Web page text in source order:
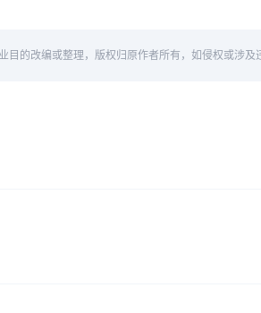
目的改编或整理，版权归原作者所有，如侵权或涉及